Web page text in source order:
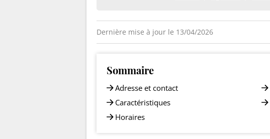
Dernière mise à jour le 13/04/2026
Sommaire
Adresse et contact
Caractéristiques
Horaires